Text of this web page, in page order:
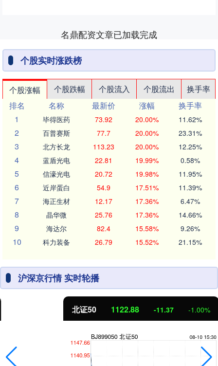
名鼎配资文章已加载完成
个股实时涨跌榜
个股涨幅 个股跌幅 个股流入 个股流出
换手率
排名
名称 最新价 涨幅
换手率
1
毕得医药 73.92 20.00% 11.62%
2 百普赛斯 77.7 20.00% 23.31%
3 北方长龙 113.23 20.00% 12.25%
4 蓝盾光电 22.81 19.99% 0.58%
5 信濠光电 20.72 19.98% 11.95%
6 近岸蛋白 54.9 17.51% 11.39%
7 海正生材 12.17 17.36% 6.47%
8 晶华微 25.76 17.36% 14.66%
9 海达尔 82.4 15.58% 9.26%
10 科力装备 26.79 15.52% 21.15%
沪深京行情 实时轮播
1122.88 -11.37 -1.00%